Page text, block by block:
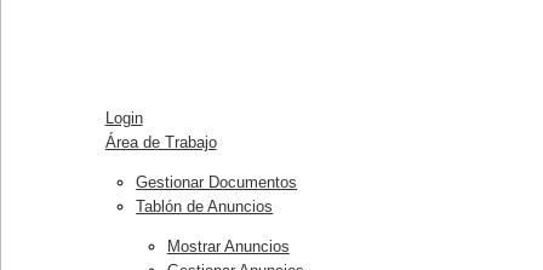
Login
Área de Trabajo
Gestionar Documentos
Tablón de Anuncios
Mostrar Anuncios